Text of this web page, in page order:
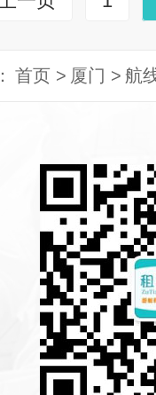
首页 > 厦门 > 航